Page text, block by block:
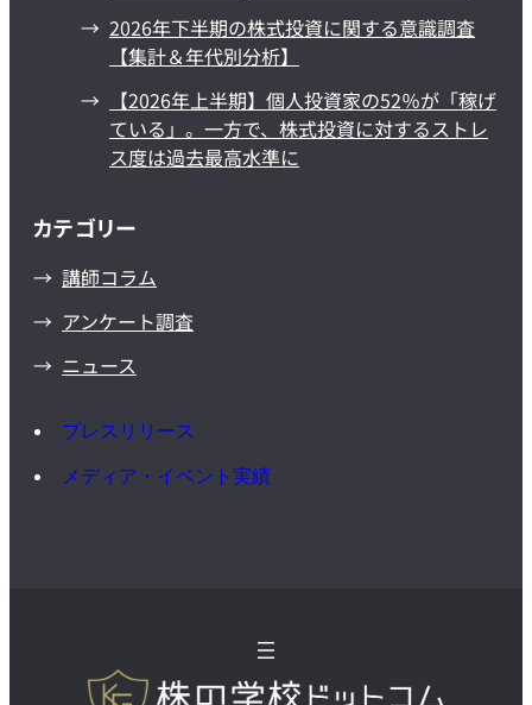
2026年下半期の株式投資に関する意識調査
【集計＆年代別分析】
【2026年上半期】個人投資家の52％が「稼げ
ている」。一方で、株式投資に対するストレ
ス度は過去最高水準に
カテゴリー
講師コラム
アンケート調査
ニュース
プレスリリース
メディア・イベント実績